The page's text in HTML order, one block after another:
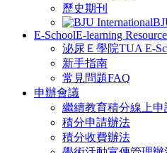
歷史期刊
E-SchoolE-learning
泌尿Ｅ學院TUA E-
新手指南
常見問題FAQ
申辦會議
繼續教育積分線上申
積分申請辦法
積分收費辦法